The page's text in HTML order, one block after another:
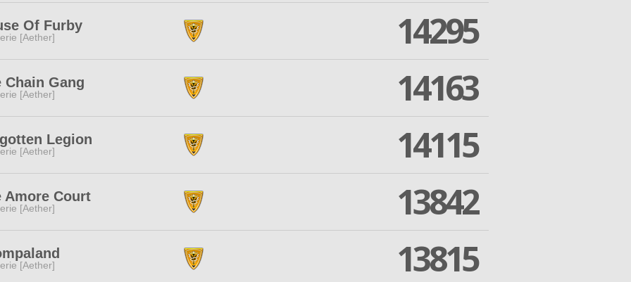
Of Furby
[Aether] 14295
Chain Gang
[Aether] 14163
Legion
[Aether] 14115
Amore Court
[Aether] 13842
[Aether] 13815